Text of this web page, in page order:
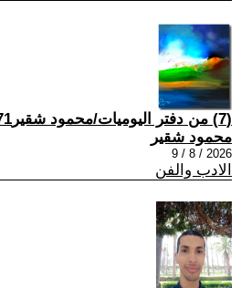
(7) من دفتر اليوميات/محمود شقير71
محمود شقير
2026 / 8 / 9
الادب والفن